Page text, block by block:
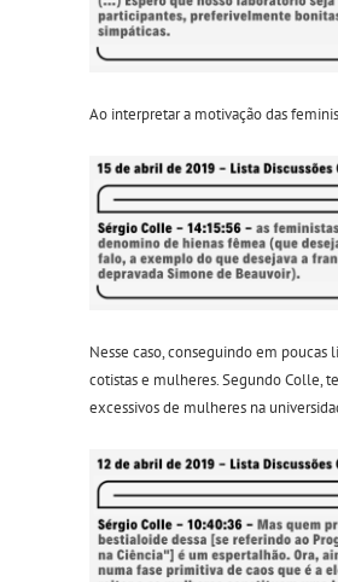
Ao interpretar a motivação das
Nesse caso, conseguindo em poucas
cotistas e mulheres. Segundo Colle,
excessivos de mulheres na